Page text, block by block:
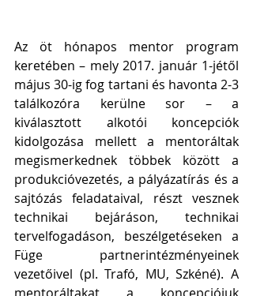
Az öt hónapos mentor program
keretében – mely 2017. január 1-jétől
május 30-ig fog tartani és havonta 2-3
találkozóra kerülne sor – a
kiválasztott alkotói koncepciók
kidolgozása mellett a mentoráltak
megismerkednek többek között a
produkcióvezetés, a pályázatírás és a
sajtózás feladataival, részt vesznek
technikai bejáráson, technikai
tervelfogadáson, beszélgetéseken a
Füge partnerintézményeinek
vezetőivel (pl. Trafó, MU, Szkéné). A